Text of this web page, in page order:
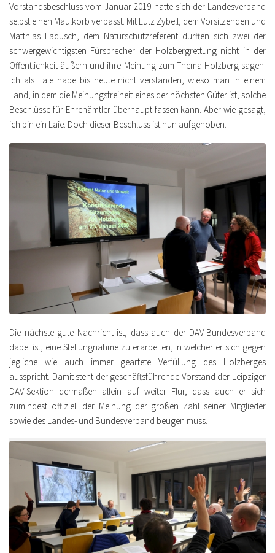
Vorstandsbeschluss vom Januar 2019 hatte sich der Landesverband
selbst einen Maulkorb verpasst. Mit Lutz Zybell, dem Vorsitzenden und
Matthias Ladusch, dem Naturschutzreferent durften sich zwei der
schwergewichtigsten Fürsprecher der Holzbergrettung nicht in der
Öffentlichkeit äußern und ihre Meinung zum Thema Holzberg sagen.
Ich als Laie habe bis heute nicht verstanden, wieso man in einem
Land, in dem die Meinungsfreiheit eines der höchsten Güter ist, solche
Beschlüsse für Ehrenämtler überhaupt fassen kann. Aber wie gesagt,
ich bin ein Laie. Doch dieser Beschluss ist nun aufgehoben.
Die nächste gute Nachricht ist, dass auch der DAV-Bundesverband
dabei ist, eine Stellungnahme zu erarbeiten, in welcher er sich gegen
jegliche wie auch immer geartete Verfüllung des Holzberges
ausspricht. Damit steht der geschäftsführende Vorstand der Leipziger
DAV-Sektion dermaßen allein auf weiter Flur, dass auch er sich
zumindest offiziell der Meinung der großen Zahl seiner Mitglieder
sowie des Landes- und Bundesverband beugen muss.